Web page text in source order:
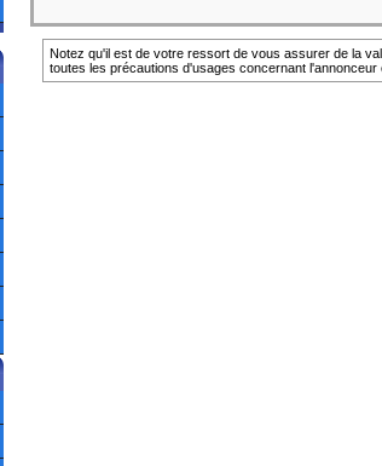
Notez qu'il est de votre ressort de vous assurer de la
toutes les précautions d'usages concernant l'annonceur